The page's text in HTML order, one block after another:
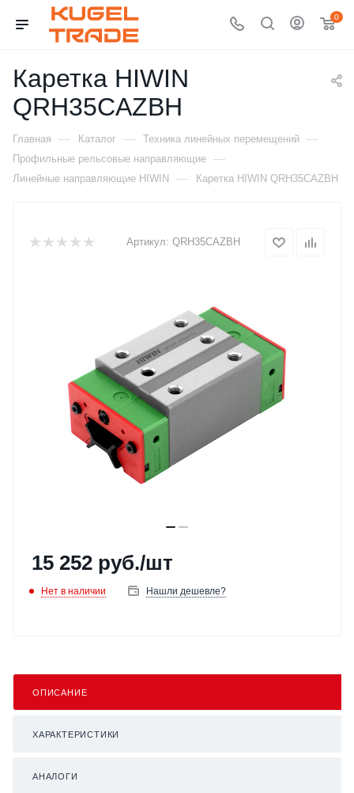
0
Каретка HIWIN
QRH35CAZBH
Главная — Каталог — Техника линейных перемещений —
Профильные рельсовые направляющие —
Линейные направляющие HIWIN — Каретка HIWIN QRH35CAZBH
Артикул: QRH35CAZBH
15 252 руб./шт
Нет в наличии Нашли дешевле?
ОПИСАНИЕ
ХАРАКТЕРИСТИКИ
АНАЛОГИ